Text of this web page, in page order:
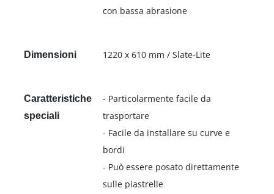
con bassa abrasione
Dimensioni 1220 x 610 mm / Slate-Lite
Caratteristiche
speciali
- Particolarmente facile da
trasportare
- Facile da installare su curve e
bordi
- Può essere posato direttamente
sulle piastrelle